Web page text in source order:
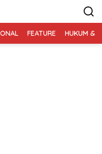
FEATURE HUKUM &